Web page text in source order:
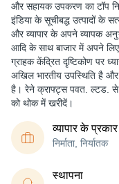
और सहायक उपकरण का टॉप
इंडिया के सूचीबद्ध उत्पादों के
और व्यापार के अपने व्यापक
आदि के साथ बाजार में अपने लिए
ग्राहक केंद्रित दृष्टिकोण पर
अखिल भारतीय उपस्थिति है
है। रेने क्राफ्ट्स पवत. ल्टड. से
को थोक में खरीदें।
व्यापार के प्रकार
निर्माता, निर्यातक
स्थापना